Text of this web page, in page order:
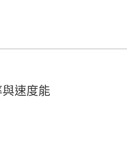
速度能